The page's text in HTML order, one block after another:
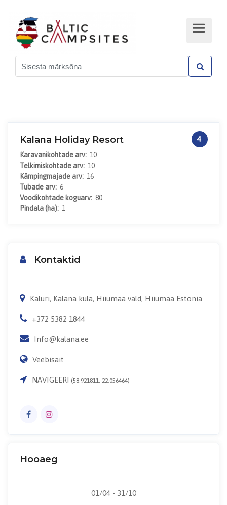
Kalana Holiday Resort 4
Karavanikohtade arv: 10
Telkimiskohtade arv: 10
Kämpingmajade arv: 16
Tubade arv: 6
Voodikohtade koguarv: 80
Pindala (ha): 1
Kontaktid
Kaluri, Kalana küla, Hiiumaa vald, Hiiumaa Estonia
+372 5382 1844
Info@kalana.ee
Veebisait
NAVIGEERI (58.921811, 22.056464)
Hooaeg
01/04 - 31/10